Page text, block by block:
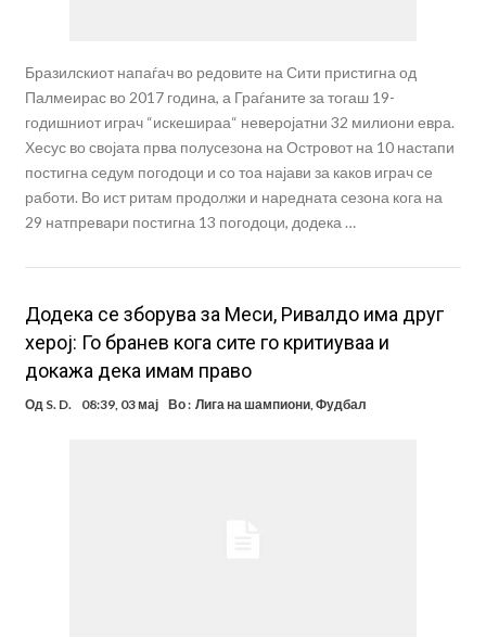
Бразилскиот напаѓач во редовите на Сити пристигна од
Палмеирас во 2017 година, а Граѓаните за тогаш 19-
годишниот играч “искешираа“ неверојатни 32 милиони евра.
Хесус во својата прва полусезона на Островот на 10 настапи
постигна седум погодоци и со тоа најави за каков играч се
работи. Во ист ритам продолжи и наредната сезона кога на
29 натпревари постигна 13 погодоци, додека …
Додека се зборува за Меси, Ривалдо има друг
херој: Го бранев кога сите го критиуваа и
докажа дека имам право
Од S. D. 08:39, 03 мај Во : Лига на шампиони,Фудбал